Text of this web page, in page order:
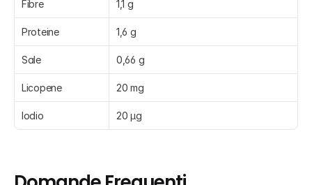
Fibre 1,1 g
Proteine 1,6 g
Sale 0,66 g
Licopene 20 mg
Iodio 20 µg